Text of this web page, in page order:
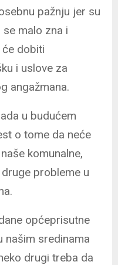
pažnju jer su
malo zna i
će dobiti
i uslove za
angažmana.
u budućem
o tome da neće
komunalne,
probleme u
općeprisutne
našim sredinama
drugi treba da